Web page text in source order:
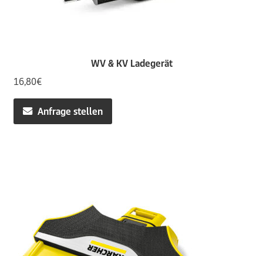
WV & KV Ladegerät
16,80€
Anfrage stellen